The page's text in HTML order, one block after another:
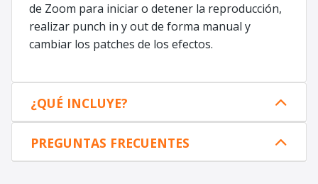
de Zoom para iniciar o detener la reproducción,
realizar punch in y out de forma manual y
cambiar los patches de los efectos.
¿QUÉ INCLUYE?
PREGUNTAS FRECUENTES